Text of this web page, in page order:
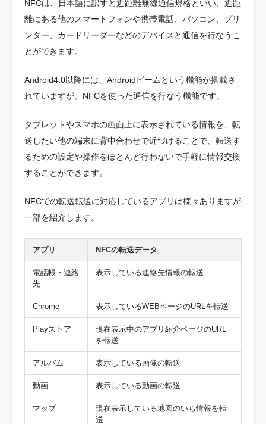
NFCは、日本語に訳すと近距離無線通信規格といい、近距
離にある他のスマートフォンや携帯電話、パソコン、プリ
ンター、カードリーダーなどのデバイスと通信を行なうこ
とができます。
Android4.0以降には、Androidビームという機能が搭載さ
れていますが、NFCを使った通信を行なう機能です。
タブレットやスマホの画面上に表示されている情報を、転
送したい他の端末に背中合わせで近づけることで、転送す
るための設定や操作をほとんど行わないで手軽に情報交換
することができます。
NFCでの転送転送に対応しているアプリは様々ありますが
一部を紹介します。
アプリ NFCの転送データ
電話帳・連絡
先
表示している連絡先情報の転送
Chrome 表示しているWEBページのURLを転送
Playストア
現在表示中のアプリ紹介ページのURL
を転送
アルバム 表示している画像の転送
動画 表示している動画の転送
マップ
現在表示している地図のいち情報を転
送